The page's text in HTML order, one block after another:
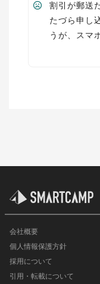
割引が郵送
たづら申し
うが、スマ
会社概要
個人情報保護方針
採用について
引用・転載について